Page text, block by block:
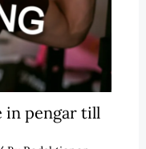
in pengar till